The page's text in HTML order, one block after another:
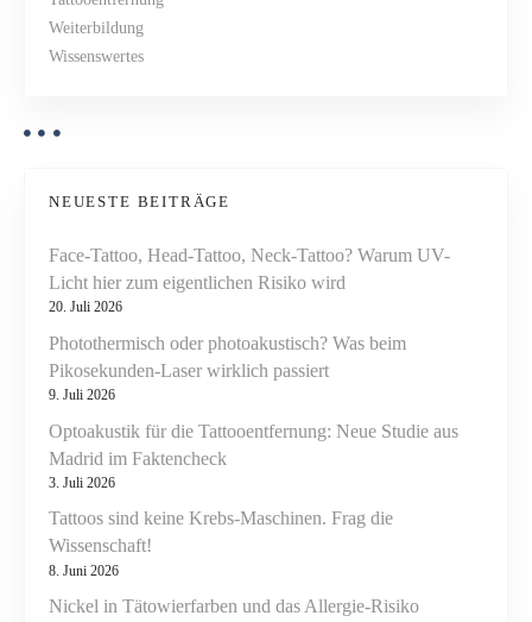
f
o
ä
i
n
e
r
U
b
d
e
t
a
Weiterbildung
Wissenswertes
NEUESTE BEITRÄGE
Face-Tattoo, Head-Tattoo, Neck-Tattoo? Warum UV-
Licht hier zum eigentlichen Risiko wird
20. Juli 2026
Photothermisch oder photoakustisch? Was beim
Pikosekunden-Laser wirklich passiert
9. Juli 2026
Optoakustik für die Tattooentfernung: Neue Studie aus
Madrid im Faktencheck
3. Juli 2026
Tattoos sind keine Krebs-Maschinen. Frag die
Wissenschaft!
8. Juni 2026
Nickel in Tätowierfarben und das Allergie-Risiko